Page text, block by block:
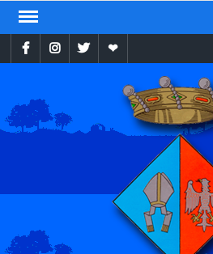
Skip
contentFacebookInstragram
TwitterEbando